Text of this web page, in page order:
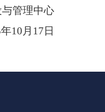
管理中心
10月17日